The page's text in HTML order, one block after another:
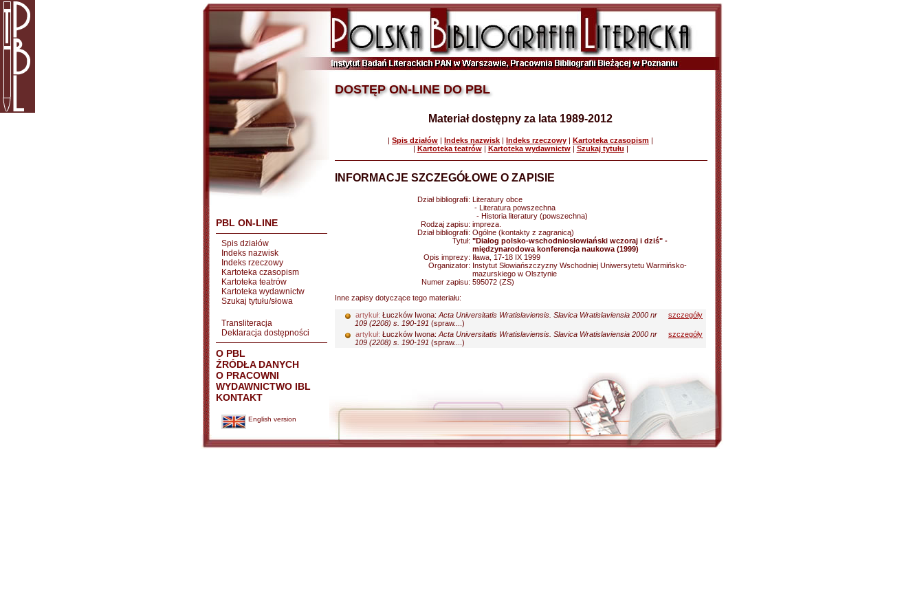
PBL ON-LINE
Spis działów
Indeks nazwisk
Indeks rzeczowy
Kartoteka czasopism
Kartoteka teatrów
Kartoteka wydawnictw
Szukaj tytułu/słowa
Transliteracja
Deklaracja dostępności
O PBL
ŹRÓDŁA DANYCH
O PRACOWNI
WYDAWNICTWO IBL
KONTAKT
English version
DOSTĘP ON-LINE DO PBL
Materiał dostępny za lata 1989-2012
| Spis działów | Indeks nazwisk | Indeks rzeczowy | Kartoteka czasopism |
| Kartoteka teatrów| Kartoteka wydawnictw| Szukaj tytułu |
INFORMACJE SZCZEGÓŁOWE O ZAPISIE
Dział bibliografii: Literatury obce
- Literatura powszechna
- Historia literatury (powszechna)
Rodzaj zapisu: impreza.
Dział bibliografii: Ogólne (kontakty z zagranicą)
Tytuł: "Dialog polsko-wschodniosłowiański wczoraj i dziś" -
międzynarodowa konferencja naukowa (1999)
Opis imprezy: Iława, 17-18 IX 1999
Organizator: Instytut Słowiańszczyzny Wschodniej Uniwersytetu Warmińsko-
mazurskiego w Olsztynie
Numer zapisu: 595072 (ZS)
Inne zapisy dotyczące tego materiału:
artykuł: Łuczków Iwona: Acta Universitatis Wratislaviensis. Slavica Wratislaviensia 2000 nr
109 (2208) s. 190-191 (spraw....)
szczegóły
artykuł: Łuczków Iwona: Acta Universitatis Wratislaviensis. Slavica Wratislaviensia 2000 nr
109 (2208) s. 190-191 (spraw....)
szczegóły